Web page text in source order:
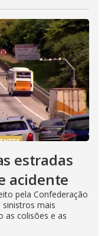
estradas
acidente
pela Confederação
mais
as colisões e as